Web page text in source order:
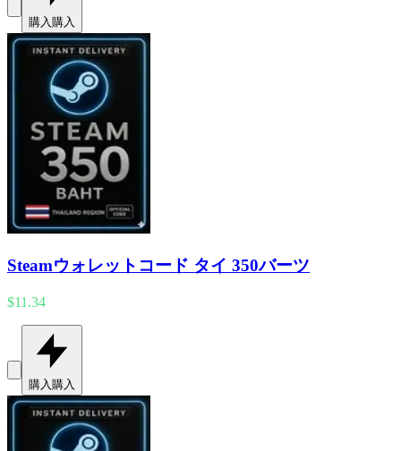
購入購入
Steamウォレットコード タイ 350バーツ
$11.34
購入 購入